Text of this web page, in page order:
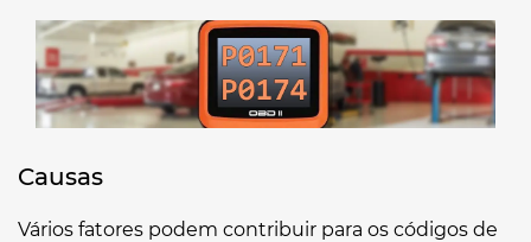
Causas
Vários fatores podem contribuir para os códigos de